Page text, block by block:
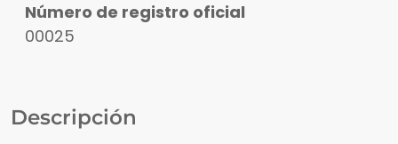
Número de registro oficial
00025
Descripción